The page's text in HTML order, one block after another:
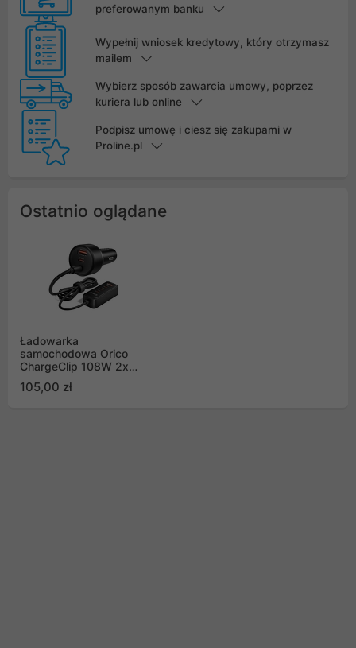
preferowanym banku
Wypełnij wniosek kredytowy, który otrzymasz
mailem
Wybierz sposób zawarcia umowy, poprzez
kuriera lub online
Podpisz umowę i ciesz się zakupami w
Proline.pl
Ostatnio oglądane
Ładowarka
samochodowa Orico
ChargeClip 108W 2x
klipsem - czarna
105,00 zł